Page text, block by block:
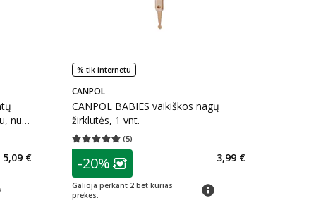
nuo
nuolaida:
5,09 €
% tik internetu
CANPOL
CANPOL BABIES vaikiškos nagų
žirklutės, 1 vnt.
(5)
Vidutinis įvertinimas 4.80
patarimas
Lojalumo klubo narių nuolaida
-20%
Galioja perkant 2 bet kurias
prekes.
patarimas
3,99 €